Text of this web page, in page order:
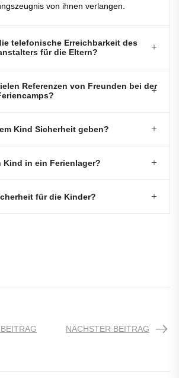
von ihnen verlangen.
telefonische Erreichbarkeit des
für die Eltern?
Referenzen von Freunden bei der
Kind Sicherheit geben?
Kind in ein Ferienlager?
für die Kinder?
NÄCHSTER BEITRAG